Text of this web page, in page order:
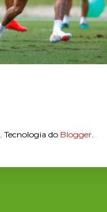
. Tecnologia do Blogger